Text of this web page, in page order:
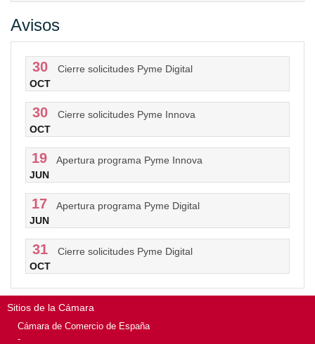
Avisos
30
OCT
Cierre solicitudes Pyme Digital
30
OCT
Cierre solicitudes Pyme Innova
19
JUN
Apertura programa Pyme Innova
17
JUN
Apertura programa Pyme Digital
31
OCT
Cierre solicitudes Pyme Digital
Sitios de la Cámara
Cámara de Comercio de España
-